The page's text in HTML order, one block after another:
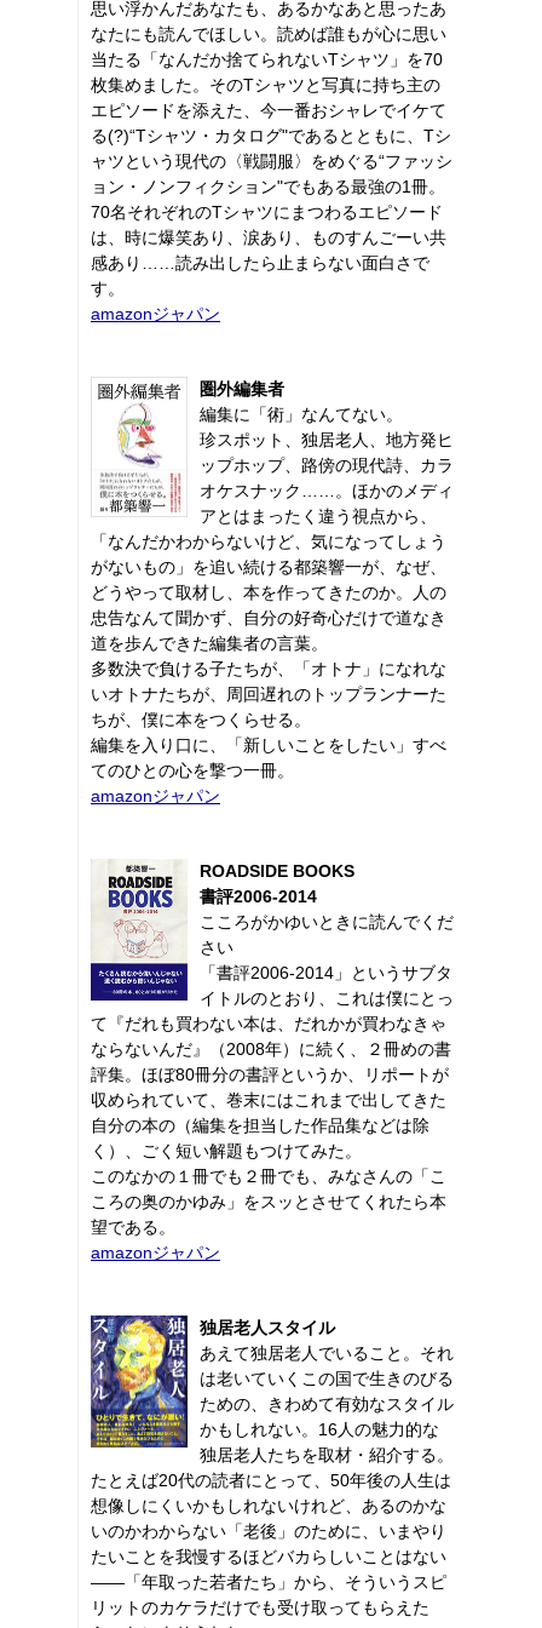
思い浮かんだあなたも、あるかなあと思ったあ
なたにも読んでほしい。読めば誰もが心に思い
当たる「なんだか捨てられないTシャツ」を70
枚集めました。そのTシャツと写真に持ち主の
エピソードを添えた、今一番おシャレでイケて
る(?)“Tシャツ・カタログ"であるとともに、Tシ
ャツという現代の〈戦闘服〉をめぐる“ファッシ
ョン・ノンフィクション"でもある最強の1冊。
70名それぞれのTシャツにまつわるエピソード
は、時に爆笑あり、涙あり、ものすんごーい共
感あり……読み出したら止まらない面白さで
す。
amazonジャパン
圏外編集者
編集に「術」なんてない。
珍スポット、独居老人、地方発ヒ
ップホップ、路傍の現代詩、カラ
オケスナック……。ほかのメディ
アとはまったく違う視点から、
「なんだかわからないけど、気になってしょう
がないもの」を追い続ける都築響一が、なぜ、
どうやって取材し、本を作ってきたのか。人の
忠告なんて聞かず、自分の好奇心だけで道なき
道を歩んできた編集者の言葉。
多数決で負ける子たちが、「オトナ」になれな
いオトナたちが、周回遅れのトップランナーた
ちが、僕に本をつくらせる。
編集を入り口に、「新しいことをしたい」すべ
てのひとの心を撃つ一冊。
amazonジャパン
ROADSIDE BOOKS
書評2006-2014
こころがかゆいときに読んでくだ
さい
「書評2006-2014」というサブタ
イトルのとおり、これは僕にとっ
て『だれも買わない本は、だれかが買わなきゃ
ならないんだ』（2008年）に続く、２冊めの書
評集。ほぼ80冊分の書評というか、リポートが
収められていて、巻末にはこれまで出してきた
自分の本の（編集を担当した作品集などは除
く）、ごく短い解題もつけてみた。
このなかの１冊でも２冊でも、みなさんの「こ
ころの奥のかゆみ」をスッとさせてくれたら本
望である。
amazonジャパン
独居老人スタイル
あえて独居老人でいること。それ
は老いていくこの国で生きのびる
ための、きわめて有効なスタイル
かもしれない。16人の魅力的な
独居老人たちを取材・紹介する。
たとえば20代の読者にとって、50年後の人生は
想像しにくいかもしれないけれど、あるのかな
いのかわからない「老後」のために、いまやり
たいことを我慢するほどバカらしいことはない
――「年取った若者たち」から、そういうスピ
リットのカケラだけでも受け取ってもらえた